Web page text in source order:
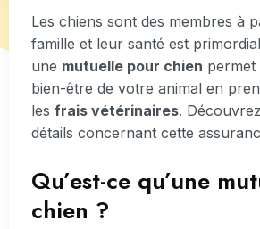
Les chiens sont des membres à
famille et leur santé est
une mutuelle pour chien permet
bien-être de votre animal en
les frais vétérinaires.
détails concernant cette
Qu’est-ce qu’une
chien ?